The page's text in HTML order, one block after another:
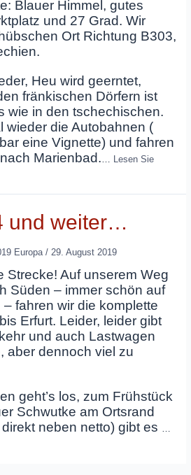
Blauer Himmel, gutes
und 27 Grad. Wir
Ort Richtung B303,
Heu wird geerntet,
fränkischen Dörfern ist
wie in den tschechischen.
wieder die Autobahnen (
eine Vignette) und fahren
Marienbad.… Lesen Sie
und weiter…
Europa/ 29. August 2019
Strecke! Auf unserem Weg
Süden – immer schön auf
fahren wir die komplette
Erfurt. Leider, leider gibt
und auch Lastwagen
aber dennoch viel zu
geht’s los, zum Frühstück
Schwutke am Ortsrand
neben netto) gibt es …